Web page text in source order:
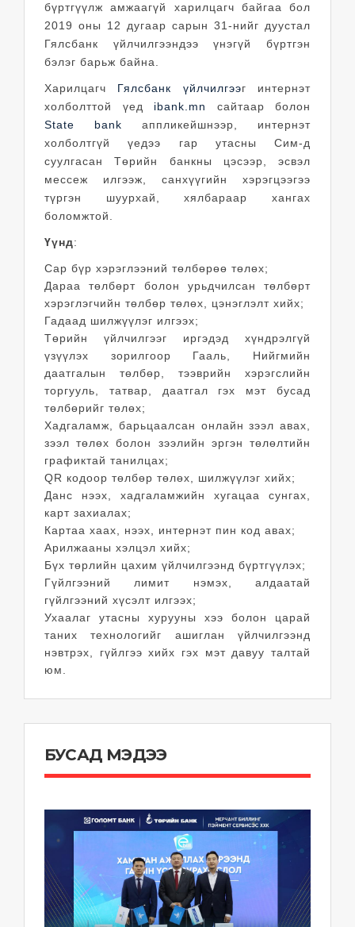
бүртгүүлж амжаагүй харилцагч байгаа бол
2019 оны 12 дугаар сарын 31-нийг дуустал
Гялсбанк үйлчилгээндээ үнэгүй бүртгэн
бэлэг барьж байна.
Харилцагч Гялсбанк үйлчилгээг интернэт
холболттой үед ibank.mn сайтаар болон
State bank аппликейшнээр, интернэт
холболтгүй үедээ гар утасны Сим-д
суулгасан Төрийн банкны цэсээр, эсвэл
мессеж илгээж, санхүүгийн хэрэгцээгээ
түргэн шуурхай, хялбараар хангах
боломжтой.
Үүнд:
Сар бүр хэрэглээний төлбөрөө төлөх;
Дараа төлбөрт болон урьдчилсан төлбөрт
хэрэглэгчийн төлбөр төлөх, цэнэглэлт хийх;
Гадаад шилжүүлэг илгээх;
Төрийн үйлчилгээг иргэдэд хүндрэлгүй
үзүүлэх зорилгоор Гааль, Нийгмийн
даатгалын төлбөр, тээврийн хэрэгслийн
торгууль, татвар, даатгал гэх мэт бусад
төлбөрийг төлөх;
Хадгаламж, барьцаалсан онлайн зээл авах,
зээл төлөх болон зээлийн эргэн төлөлтийн
графиктай танилцах;
QR кодоор төлбөр төлөх, шилжүүлэг хийх;
Данс нээх, хадгаламжийн хугацаа сунгах,
карт захиалах;
Картаа хаах, нээх, интернэт пин код авах;
Арилжааны хэлцэл хийх;
Бүх төрлийн цахим үйлчилгээнд бүртгүүлэх;
Гүйлгээний лимит нэмэх, алдаатай
гүйлгээний хүсэлт илгээх;
Ухаалаг утасны хурууны хээ болон царай
таних технологийг ашиглан үйлчилгээнд
нэвтрэх, гүйлгээ хийх гэх мэт давуу талтай
юм.
БУСАД МЭДЭЭ